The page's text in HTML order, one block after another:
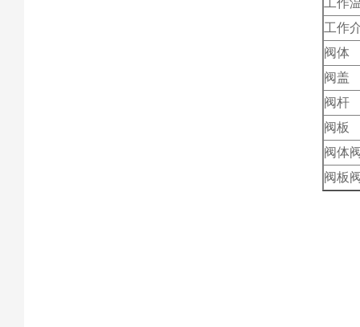
工作
工作
阀体
阀盖
阀杆
阀板
阀体
阀板